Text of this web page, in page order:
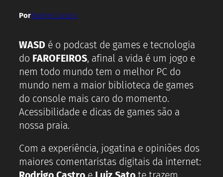
PorRodrigo Castro
WASD é o podcast de games e tecnologia
do FAROFEIROS, afinal a vida é um jogo e
nem todo mundo tem o melhor PC do
mundo nem a maior biblioteca de games
do console mais caro do momento.
Acessibilidade e dicas de games são a
nossa praia.
Com a experiência, jogatina e opiniões dos
maiores comentaristas digitais da internet: